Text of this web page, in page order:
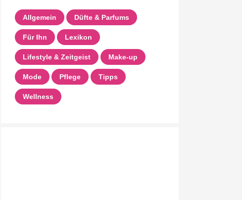
Allgemein Düfte & Parfums
Für Ihn Lexikon
Lifestyle & Zeitgeist Make-up
Mode Pflege Tipps
Wellness